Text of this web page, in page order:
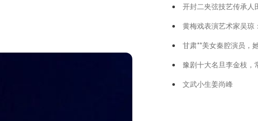
开封二夹弦技艺传承人
黄梅戏表演艺术家吴琼
甘肃**美女秦腔演员，
豫剧十大名旦李金枝，
文武小生姜尚峰